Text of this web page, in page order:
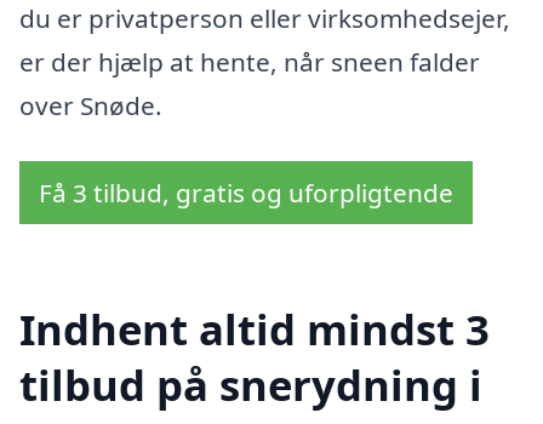
du er privatperson eller virksomhedsejer,
er der hjælp at hente, når sneen falder
over Snøde.
Få 3 tilbud, gratis og uforpligtende
Indhent altid mindst 3
tilbud på snerydning i